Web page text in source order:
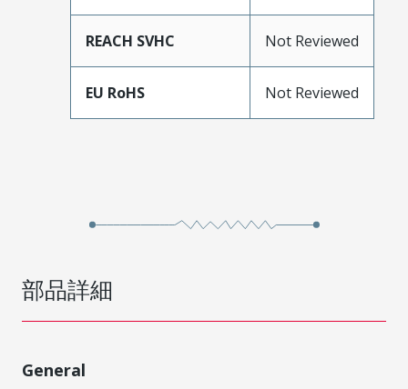
REACH SVHC Not Reviewed
EU RoHS Not Reviewed
部品詳細
General